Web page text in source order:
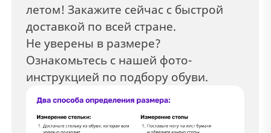
летом! Закажите сейчас с быстрой
доставкой по всей стране.
Не уверены в размере?
Ознакомьтесь с нашей фото-
инструкцией по подбору обуви.